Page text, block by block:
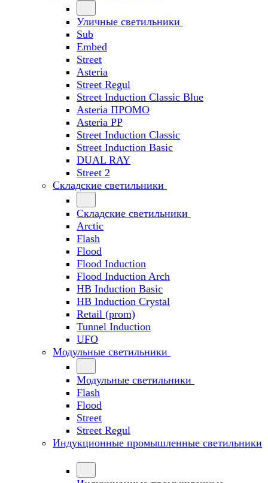
Уличные светильники
Sub
Embed
Street
Asteria
Street Regul
Street Induction Classic Blue
Asteria ПРОМО
Asteria PP
Street Induction Classic
Street Induction Basic
DUAL RAY
Street 2
Складские светильники
Складские светильники
Arctic
Flash
Flood
Flood Induction
Flood Induction Arch
HB Induction Basic
HB Induction Crystal
Retail (prom)
Tunnel Induction
UFO
Модульные светильники
Модульные светильники
Flash
Flood
Street
Street Regul
Индукционные промышленные светильники